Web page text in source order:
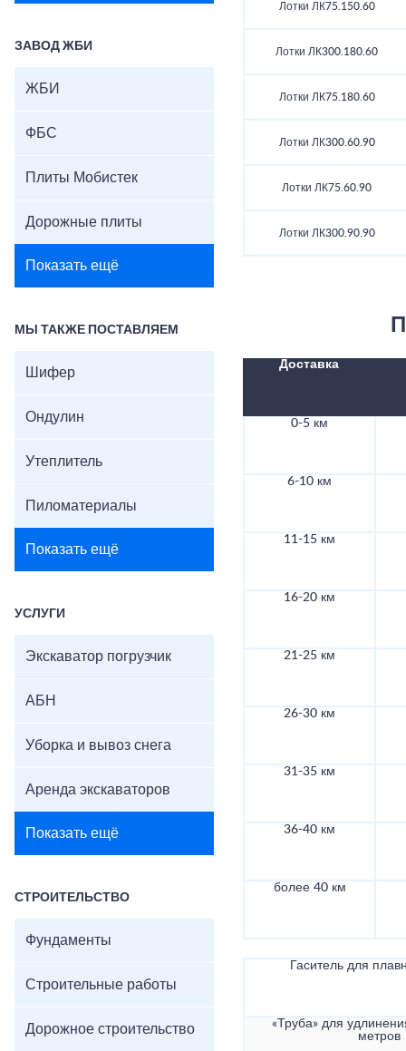
ЗАВОД ЖБИ
ЖБИ
ФБС
Плиты Мобистек
Дорожные плиты
Показать ещё
МЫ ТАКЖЕ ПОСТАВЛЯЕМ
Шифер
Ондулин
Утеплитель
Пиломатериалы
Показать ещё
УСЛУГИ
Экскаватор погрузчик
АБН
Уборка и вывоз снега
Аренда экскаваторов
Показать ещё
СТРОИТЕЛЬСТВО
Фундаменты
Строительные работы
Дорожное строительство
Лотки ЛК75.150.60
Лотки ЛК300.180.60
Лотки ЛК75.180.60
Лотки ЛК300.60.90
Лотки ЛК75.60.90
Лотки ЛК300.90.90
Доставка
0-5 км
6-10 км
11-15 км
16-20 км
21-25 км
26-30 км
31-35 км
36-40 км
более 40 км
Гаситель для
«Труба» для
метров